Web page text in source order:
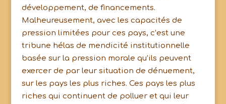
développement, de financements.
Malheureusement, avec les capacités de
pression limitées pour ces pays, c’est une
tribune hélas de mendicité institutionnelle
basée sur la pression morale qu’ils peuvent
exercer de par leur situation de dénuement,
sur les pays les plus riches. Ces pays les plus
riches qui continuent de polluer et qui leur